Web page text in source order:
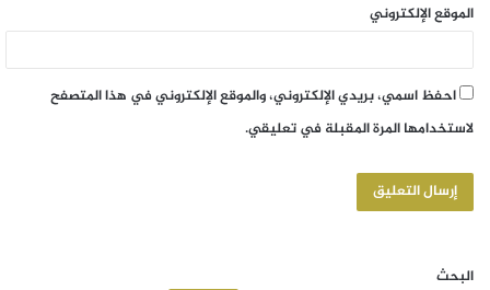
الموقع الإلكتروني
احفظ اسمي، بريدي الإلكتروني، والموقع الإلكتروني في هذا المتصفح
لاستخدامها المرة المقبلة في تعليقي.
البحث